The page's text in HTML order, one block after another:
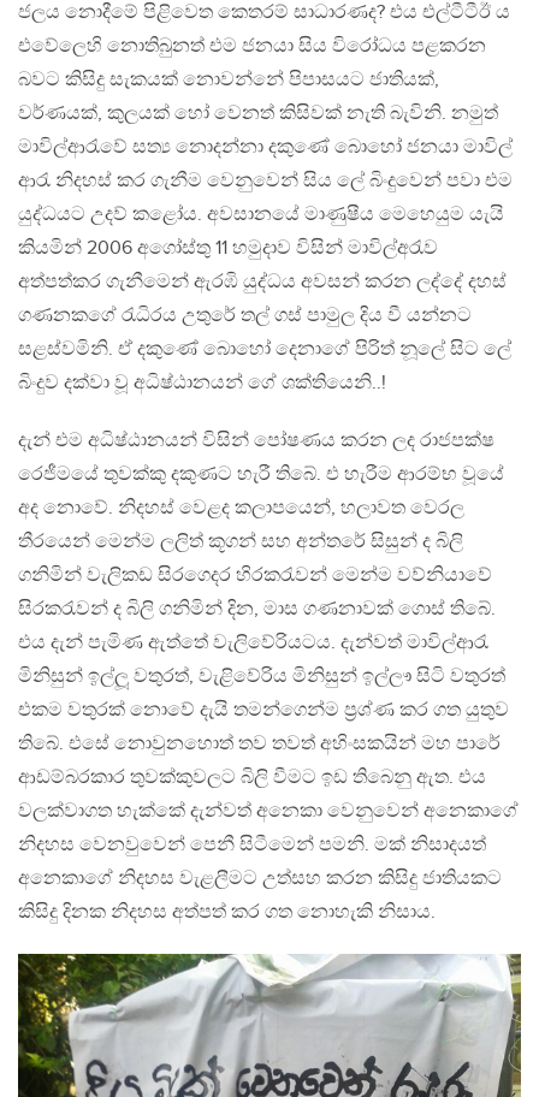
ජලය නොදීමේ පිළිවෙත කෙතරම් සාධාරණද? එය එල්ටීටීඊ ය
එවේලෙහි නොතිබුනත් එම ජනයා සිය විරෝධය පළකරන
බවට කිසිදු සැකයක් නොවන්නේ පිපාසයට ජාතියක්,
වර්ණයක්, කුලයක් හෝ වෙනත් කිසිවක් නැති බැවිනි. නමුත්
මාවිල්ආරැවේ සත්‍ය නොදන්නා දකුණේ බොහෝ ජනයා මාවිල්
ආරැ නිදහස් කර ගැනීම වෙනුවෙන් සිය ලේ බිංදුවෙන් පවා එම
යුද්ධයට උදව් කළෝය. අවසානයේ මාණුෂීය මෙහෙයුම යැයි
කියමින් 2006 අගෝස්තු 11 හමුදාව විසින් මාවිල්අරැව
අත්පත්කර ගැනීමෙන් ඇරඹි යුද්ධය අවසන් කරන ලද්දේ දහස්
ගණනකගේ රැධිරය උතුරේ තල් ගස් පාමුල දිය වී යන්නට
සළස්වමිනි. ඒ දකුණේ බොහෝ දෙනාගේ පිරිත් නූලේ සිට ලේ
බිංදුව දක්වා වූ අධිෂ්ඨානයන් ගේ ශක්තියෙනි..!
දැන් එම අධිෂ්ඨානයන් විසින් පෝෂණය කරන ලද රාජපක්ෂ
රෙජීමයේ තුවක්කු දකුණට හැරී තිබේ. එ හැරීම ආරම්භ වූයේ
අද නොවේ. නිදහස් වෙළද කලාපයෙන්, හලාවත වෙරල
තීරයෙන් මෙන්ම ලලිත් කූගන් සහ අන්තරේ සිසුන් ද බිලි
ගනිමින් වැලිකඩ සිරගෙදර හිරකරැවන් මෙන්ම වව්නියාවේ
සිරකරැවන් ද බිලි ගනිමින් දින, මාස ගණනාවක් ගොස් තිබේ.
එය දැන් පැමිණ ඇත්තේ වැලිවේරියටය. දැන්වත් මාවිල්ආරැ
මිනිසුන් ඉල්ලූ වතුරත්, වැළිවේරිය මිනිසුන් ඉල්ලෟ සිටි වතුරත්
එකම වතුරක් නොවේ දැයි තමන්ගෙන්ම ප්‍රශ්ණ කර ගත යුතුව
තිබේ. එසේ නොවුනහොත් තව තවත් අහිංසකයින් මහ පාරේ
ආඩම්බරකාර තුවක්කුවලට බිලි වීමට ඉඩ තිබෙනු ඇත. එය
වලක්වාගත හැක්කේ දැන්වත් අනෙකා වෙනුවෙන් අනෙකාගේ
නිදහස වෙනවුවෙන් පෙනී සිටීමෙන් පමනි. මක් නිසාදයත්
අනෙකාගේ නිදහස වැළලීමට උත්සහ කරන කිසිදු ජාතියකට
කිසිදු දිනක නිදහස අත්පත් කර ගත නොහැකි නිසාය.